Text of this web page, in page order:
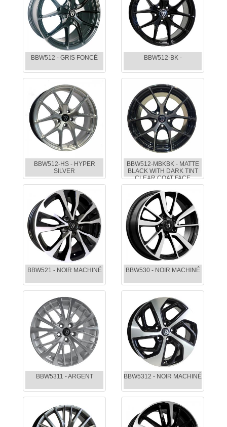
BBW512 - GRIS FONCÉ BBW512-BK -
BBW512-HS - HYPER
SILVER
BBW512-MBKBK - MATTE
BLACK WITH DARK TINT
CLEAR COAT FACE
BBW521 - NOIR MACHINÉ BBW530 - NOIR MACHINÉ
BBW5311 - ARGENT BBW5312 - NOIR MACHINÉ